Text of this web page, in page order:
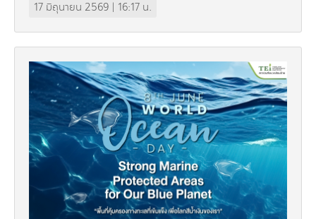
แล้งของโลก
17 มิถุนายน 2569 | 16:17 น.